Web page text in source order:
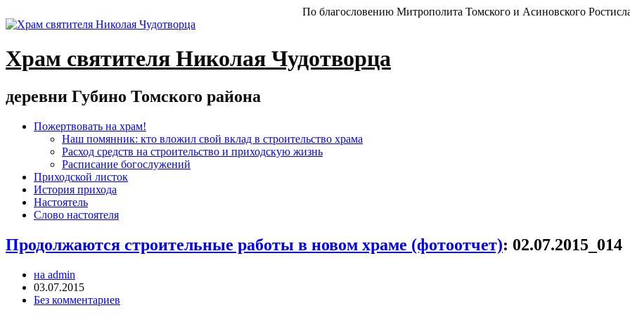
По благословению Митрополита Томского и Асиновского
Храм святителя Николая Чудотворца
деревни Губино Томского района
Пожертвовать на храм!
Наш помянник: кто вложил свой вклад в строительство храма
Расход средств на строительство и приходскую жизнь
Расписание богослужений
Приходской листок
История прихода
Настоятель
Слово настоятеля
Продолжаются строительные работы в новом храме (фотоотчет): 02.07.2015_014
на admin
03.07.2015
Без комментариев